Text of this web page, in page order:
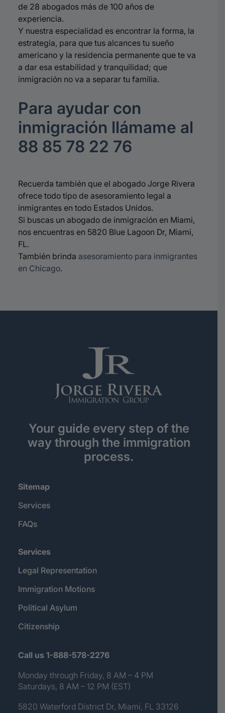
de 28 abogados más de 100 años de
experiencia.
Y nuestra especialidad es encontrar la forma, la
estrategia, para que tus alcances tu sueño
americano y la residencia permanente que te va
a dar esa estabilidad y tranquilidad; que
inmigración no va a separar tu familia.
Para ayudar con
inmigración llámame al
88 85 78 22 76
Recuerda también que el abogado Jorge Rivera
ofrece todo tipo de asesoramiento legal a
inmigrantes en todo Estados Unidos.
Si buscas un abogado de inmigración en Miami,
nos encuentras en 5820 Blue Lagoon Dr, Miami,
FL.
También brinda asesoramiento para inmigrantes
en Chicago.
Your guide every step of the
way through the immigration
process.
Sitemap
Services
FAQs
Services
Legal Representation
Immigration Motions
Political Asylum
Citizenship
Call us 1-888-578-2276
Monday through Friday, 8 AM – 4 PM
Saturdays, 8 AM – 12 PM (EST)
5820 Waterford District Dr, Miami, FL 33126